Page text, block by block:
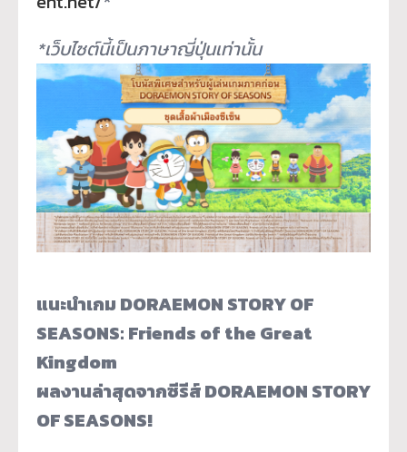
*เว็บไซต์นี้เป็นภาษาญี่ปุ่นเท่านั้น
แนะนำเกม DORAEMON STORY OF
SEASONS: Friends of the Great
Kingdom
ผลงานล่าสุดจากซีรีส์ DORAEMON STORY
OF SEASONS!